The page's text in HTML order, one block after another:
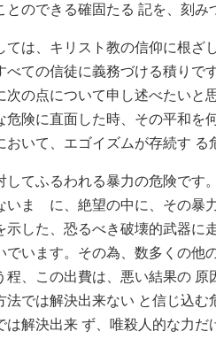
のできる確固たる 記を、刻み
は、キリスト教の信仰に根ざ
べての信徒に義務づける積りで
次の点について申し述べたいと
危険に直面した時、その平和を
いて、エゴイズムが存続す る
てふるわれる暴力の危険です
いまゝに、絶望の中に、その暴
示した、恐るべき破壊的武器に
でいます。その為、数多くの他
程、この出費は、悪い結果の
法では解決出来ない と信じ込む
は解決出来 ず、唯殺人的な力